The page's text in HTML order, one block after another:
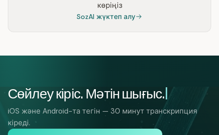
көріңіз
SozAI жүктеп алу
Сөйлеу кіріс. Мәтін шығыс.
iOS және Android-та тегін — 30 минут транскрипция
кіреді.